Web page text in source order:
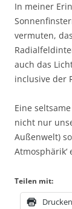
In meiner
vermuten,
auch das
inclusive der
Eine
nicht nur
Außenwelt)
Teilen mit:
Drucken